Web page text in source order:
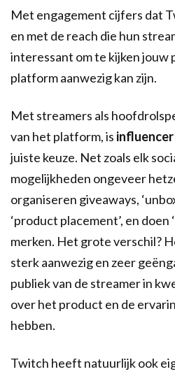
Met engagement cijfers dat
en met de reach die hun
interessant om te kijken jouw
platform aanwezig kan zijn.
Met streamers als
van het platform, is
juiste keuze. Net zoals elk
mogelijkheden ongeveer
organiseren giveaways,
‘product placement’, en doen
merken. Het grote verschil?
sterk aanwezig en zeer
publiek van de streamer in
over het product en de
hebben.
Twitch heeft natuurlijk ook